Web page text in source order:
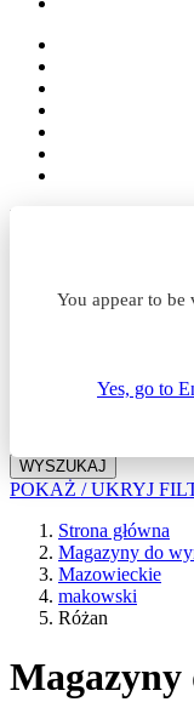
You appear to
Yes, go to
Lokalizacja
Nazwa magazynu
WYSZUKAJ
POKAŻ / UKRYJ
Strona główna
Magazyny do
Mazowieckie
makowski
Różan
Magazyny